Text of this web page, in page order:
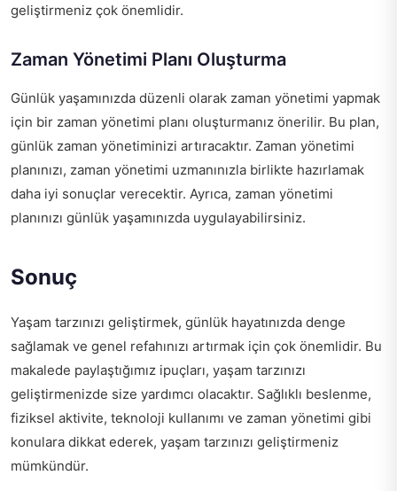
geliştirmeniz çok önemlidir.
Zaman Yönetimi Planı Oluşturma
Günlük yaşamınızda düzenli olarak zaman yönetimi yapmak
için bir zaman yönetimi planı oluşturmanız önerilir. Bu plan,
günlük zaman yönetiminizi artıracaktır. Zaman yönetimi
planınızı, zaman yönetimi uzmanınızla birlikte hazırlamak
daha iyi sonuçlar verecektir. Ayrıca, zaman yönetimi
planınızı günlük yaşamınızda uygulayabilirsiniz.
Sonuç
Yaşam tarzınızı geliştirmek, günlük hayatınızda denge
sağlamak ve genel refahınızı artırmak için çok önemlidir. Bu
makalede paylaştığımız ipuçları, yaşam tarzınızı
geliştirmenizde size yardımcı olacaktır. Sağlıklı beslenme,
fiziksel aktivite, teknoloji kullanımı ve zaman yönetimi gibi
konulara dikkat ederek, yaşam tarzınızı geliştirmeniz
mümkündür.